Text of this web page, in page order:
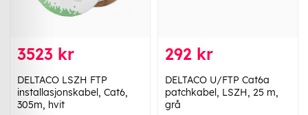
3523 kr
DELTACO LSZH FTP
installasjonskabel, Cat6,
305m, hvit
292 kr
DELTACO U/FTP Cat6a
patchkabel, LSZH, 25 m,
grå